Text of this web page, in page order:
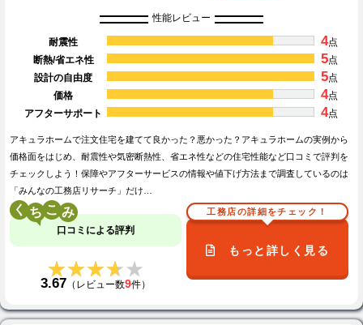
性能レビュー
耐震性 4点
断熱/省エネ性
5点
設計の自由度
5点
価格
4点
アフターサポート
4点
アキュラホームで注文住宅を建てて良かった？悪かった？アキュラホームの実例から
価格面をはじめ、耐震性や気密断熱性、省エネ性などの住宅性能など口コミで評判を
チェックしよう！保障やアフターサービスの情報や値下げ方法まで調査しているのは
「みんなの工務店リサーチ」だけ…
く こ
口コミによる評判
★★★★★
★★★★★
3.67 （レビュー数9件）
工務店の詳細をチェック！
もっと詳しく見る